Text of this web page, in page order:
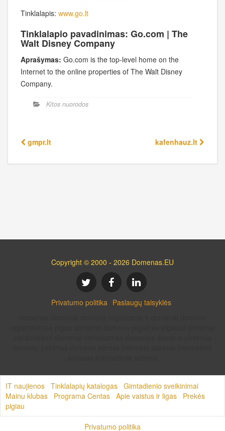
Tinklalapis: www.go.lt
Tinklalapio pavadinimas: Go.com | The
Walt Disney Company
Aprašymas: Go.com is the top-level home on the
Internet to the online properties of The Walt Disney
Company.
Kitos nuorodos
gmpr.lt kafenhauz.lt
Copyright © 2000 - 2026 Domenas.EU
Privatumo politika Paslaugų taisyklės
IT naujienos Tinklalapių katalogas Gimtadienio sveikinimai
Mainu klubas
Programa Centas Apie vaistus ir ligas
Prekės
pigiau
Privatumo politika